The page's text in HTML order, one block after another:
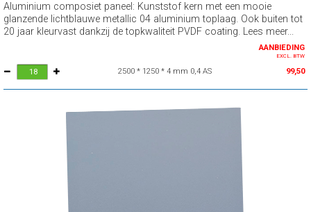
Aluminium composiet paneel: Kunststof kern met een mooie
glanzende lichtblauwe metallic 04 aluminium toplaag. Ook buiten tot
20 jaar kleurvast dankzij de topkwaliteit PVDF coating. Lees meer...
AANBIEDING
EXCL. BTW
2500 * 1250 * 4 mm 0,4 AS 99,50